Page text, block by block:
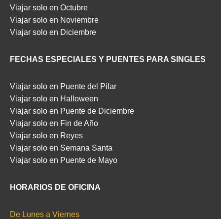
Viajar solo en Octubre
Viajar solo en Noviembre
Viajar solo en Diciembre
FECHAS ESPECIALES Y PUENTES PARA SINGLES
Viajar solo en Puente del Pilar
Viajar solo en Halloween
Viajar solo en Puente de Diciembre
Viajar solo en Fin de Año
Viajar solo en Reyes
Viajar solo en Semana Santa
Viajar solo en Puente de Mayo
HORARIOS DE OFICINA
De Lunes a Viernes